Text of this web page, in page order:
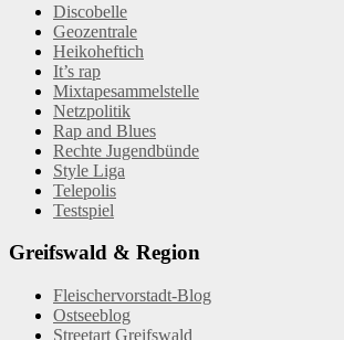
Discobelle
Geozentrale
Heikoheftich
It’s rap
Mixtapesammelstelle
Netzpolitik
Rap and Blues
Rechte Jugendbünde
Style Liga
Telepolis
Testspiel
Greifswald & Region
Fleischervorstadt-Blog
Ostseeblog
Streetart Greifswald